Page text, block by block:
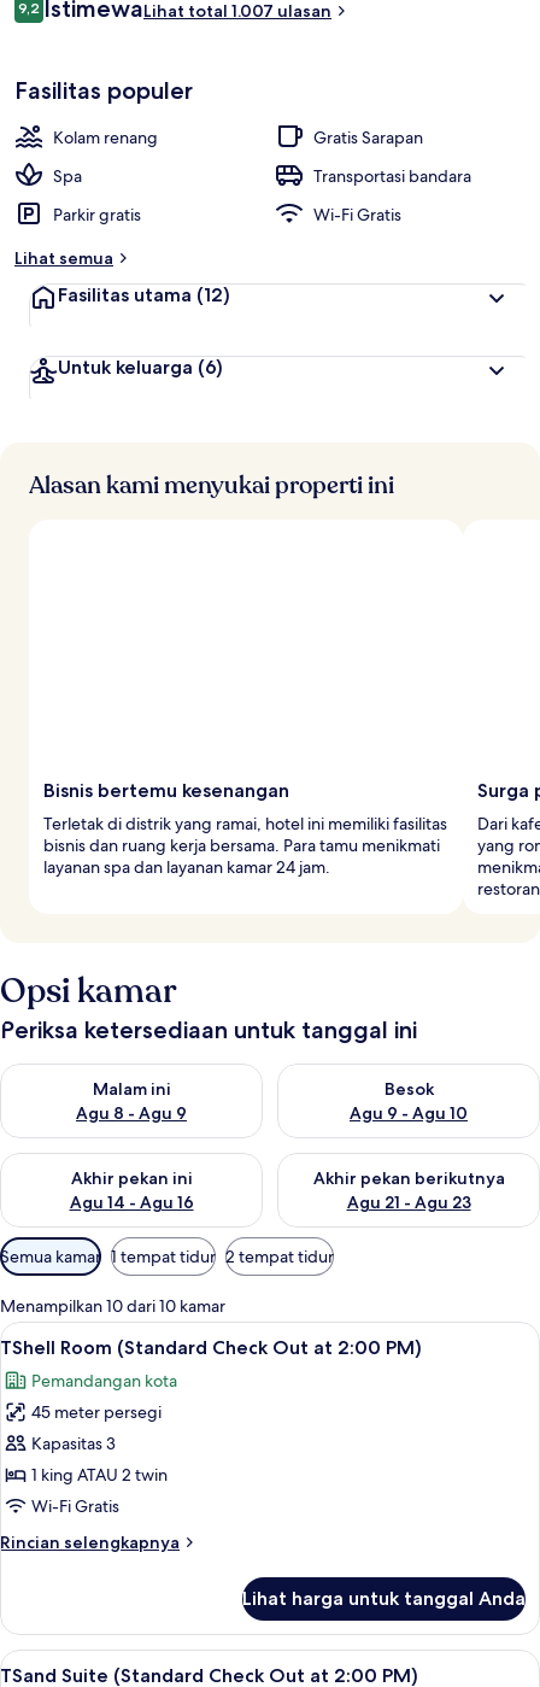
9,29,2 dari 10
IstimewaLihat total 1.007 ulasan
Fasilitas populer
Kolam renang
Gratis Sarapan
Spa
Transportasi bandara
Parkir gratis
Wi-Fi Gratis
Lihat semua
Fasilitas utama (12)
Untuk keluarga (6)
Alasan kami menyukai properti ini
Bisnis bertemu kesenangan
Terletak di distrik yang ramai, hotel ini memiliki fasilitas
bisnis dan ruang kerja bersama. Para tamu menikmati
layanan spa dan layanan kamar 24 jam.
Surga
Dari
yang
Opsi kamar
Periksa ketersediaan untuk tanggal ini
Malam ini
Agu 8 - Agu 9
Periksa ketersediaan untuk malam ini Agu 8 - Agu 9
Besok
Agu 9 - Agu 10
Periksa ketersediaan untuk
Akhir pekan ini
Agu 14 - Agu 16
Periksa ketersediaan untuk akhir pekan ini Agu 14 - Agu 16
Akhir pekan berikutnya
Agu 21 - Agu 23
Periksa ketersediaan untuk
Filter
tersedia
untuk
kamar
Semua kamar 1 tempat tidur 2 tempat tidur
Menampilkan 10 dari 10 kamar
Lihat
semua
foto
untuk
TShell
Room
(Standard
Out
PM)
TShell Room (Standard Check Out
7
TShell Room (Standard Check Out at 2:00 PM)
Pemandangan kota
45 meter persegi
Kapasitas 3
1 king ATAU 2 twin
Wi-Fi Gratis
Rincian selengkapnya
Rincian
TShell
Room
(Standard
Lihat harga untuk tanggal Anda
Lihat
TSand Suite (Standard Check Out
8
TSand Suite (Standard Check Out at 2:00 PM)